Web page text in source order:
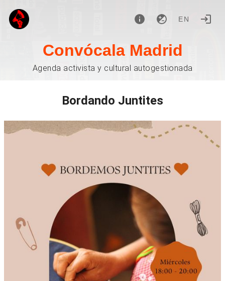
EN
Convócala Madrid
Agenda activista y cultural autogestionada
Bordando Juntites